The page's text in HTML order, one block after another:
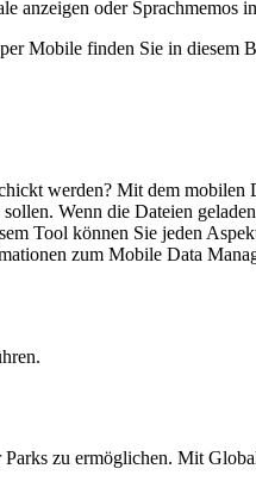
anzeigen oder Sprachmemos
Mobile finden Sie in diesem
werden? Mit dem
Wenn die Dateien
Tool können Sie jeden
zum Mobile Data
zu ermöglichen. Mit